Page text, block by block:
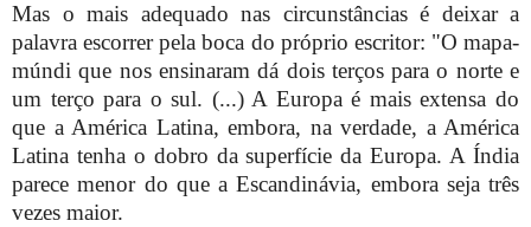
Mas o mais adequado nas circunstâncias é deixar a
palavra escorrer pela boca do próprio escritor: "O mapa-
múndi que nos ensinaram dá dois terços para o norte e
um terço para o sul. (...) A Europa é mais extensa do
que a América Latina, embora, na verdade, a América
Latina tenha o dobro da superfície da Europa. A Índia
parece menor do que a Escandinávia, embora seja três
vezes maior.